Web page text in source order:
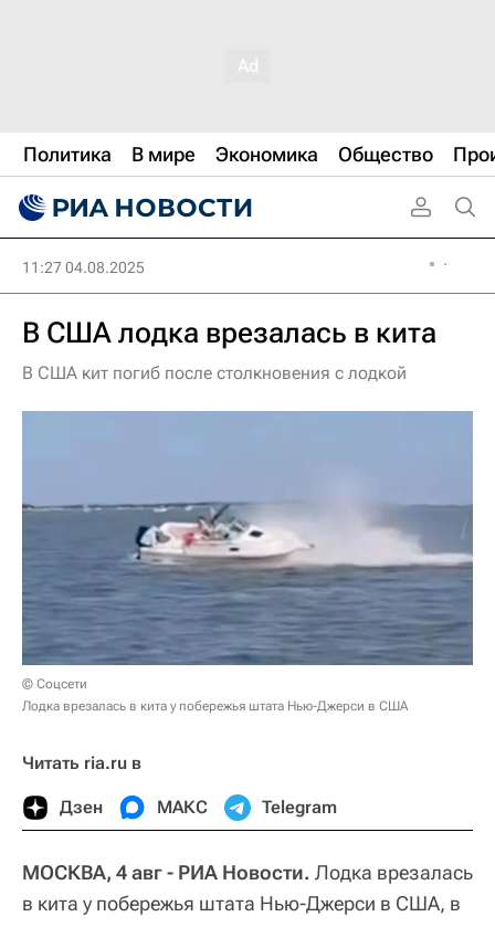
Политика В мире Экономика Общество
11:27 04.08.2025
В США лодка врезалась в кита
В США кит погиб после столкновения с лодкой
© Соцсети
Лодка врезалась в кита у побережья штата Нью-Джерси в США
Читать ria.ru в
Дзен МАКС Telegram
МОСКВА, 4 авг - РИА Новости. Лодка врезалась
в кита у побережья штата Нью-Джерси в США, в